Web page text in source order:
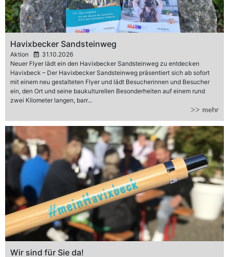
Havixbecker Sandsteinweg
Aktion
31.10.2026
Neuer Flyer lädt ein den Havixbecker Sandsteinweg zu entdecken
Havixbeck – Der Havixbecker Sandsteinweg präsentiert sich ab sofort
mit einem neu gestalteten Flyer und lädt Besucherinnen und Besucher
ein, den Ort und seine baukulturellen Besonderheiten auf einem rund
zwei Kilometer langen, barr...
>> mehr
Wir sind für Sie da!